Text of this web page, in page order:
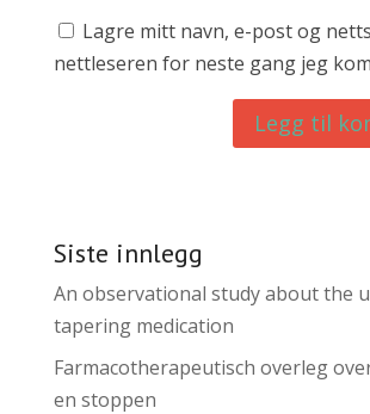
Lagre mitt navn, e-post og
nettleseren for neste gang jeg
Siste innlegg
An observational study about the
tapering medication
Farmacotherapeutisch overleg
en stoppen